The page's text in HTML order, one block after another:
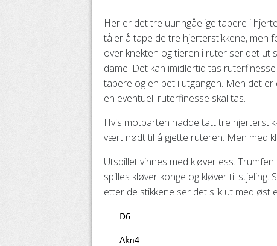
Her er det tre uunngåelige tapere i
tåler å tape de tre hjerterstikkene, men
over knekten og tieren i ruter ser det ut
dame. Det kan imidlertid tas
tapere og en bet i utgangen. Men det
en eventuell ruterfinesse skal tas.
Hvis motparten hadde tatt tre
vært nødt til å gjette ruteren. Men med
Utspillet vinnes med kløver ess.
spilles kløver konge og kløver til
etter de stikkene ser det slik ut med øst